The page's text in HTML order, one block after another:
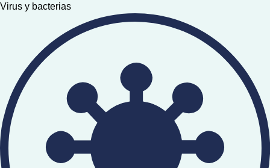
Virus y bacterias